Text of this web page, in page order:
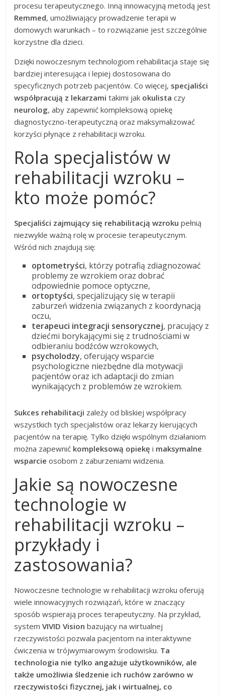
procesu terapeutycznego. Inną innowacyjną metodą jest
Remmed, umożliwiający prowadzenie terapii w
domowych warunkach – to rozwiązanie jest szczególnie
korzystne dla dzieci.
Dzięki nowoczesnym technologiom rehabilitacja staje się
bardziej interesująca i lepiej dostosowana do
specyficznych potrzeb pacjentów. Co więcej, specjaliści
współpracują z lekarzami takimi jak okulista czy
neurolog, aby zapewnić kompleksową opiekę
diagnostyczno-terapeutyczną oraz maksymalizować
korzyści płynące z rehabilitacji wzroku.
Rola specjalistów w
rehabilitacji wzroku –
kto może pomóc?
Specjaliści zajmujący się rehabilitacją wzroku pełnią
niezwykle ważną rolę w procesie terapeutycznym.
Wśród nich znajdują się:
optometryści, którzy potrafią zdiagnozować
problemy ze wzrokiem oraz dobrać
odpowiednie pomoce optyczne,
ortoptyści, specjalizujący się w terapii
zaburzeń widzenia związanych z koordynacją
oczu,
terapeuci integracji sensorycznej, pracujący z
dziećmi borykającymi się z trudnościami w
odbieraniu bodźców wzrokowych,
psycholodzy, oferujący wsparcie
psychologiczne niezbędne dla motywacji
pacjentów oraz ich adaptacji do zmian
wynikających z problemów ze wzrokiem.
Sukces rehabilitacji zależy od bliskiej współpracy
wszystkich tych specjalistów oraz lekarzy kierujących
pacjentów na terapię. Tylko dzięki wspólnym działaniom
można zapewnić kompleksową opiekę i maksymalne
wsparcie osobom z zaburzeniami widzenia.
Jakie są nowoczesne
technologie w
rehabilitacji wzroku –
przykłady i
zastosowania?
Nowoczesne technologie w rehabilitacji wzroku oferują
wiele innowacyjnych rozwiązań, które w znaczący
sposób wspierają proces terapeutyczny. Na przykład,
systemVIVID Vision bazujący na wirtualnej
rzeczywistości pozwala pacjentom na interaktywne
ćwiczenia w trójwymiarowym środowisku. Ta
technologia nie tylko angażuje użytkowników, ale
także umożliwia śledzenie ich ruchów zarówno w
rzeczywistości fizycznej, jak i wirtualnej, co